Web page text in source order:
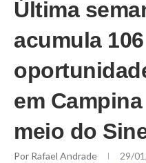
Última
acumula 106
em
meio do
Por Rafael Andrade 29/